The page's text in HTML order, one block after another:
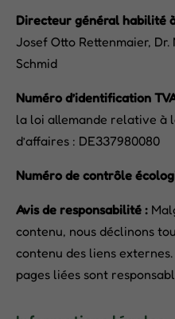
Directeur général habilité
Josef Otto Rettenmaier,
Schmid
Numéro d’identification
la loi allemande relative à
d’affaires : DE337980080
Numéro de contrôle
Avis de responsabilité :
contenu, nous déclinons
contenu des liens
pages liées sont